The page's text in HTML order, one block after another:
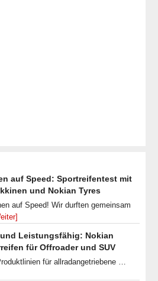
auf Speed: Sportreifentest mit
und Nokian Tyres
auf Speed! Wir durften gemeinsam
Leistungsfähig: Nokian
für Offroader und SUV
für allradangetriebene …